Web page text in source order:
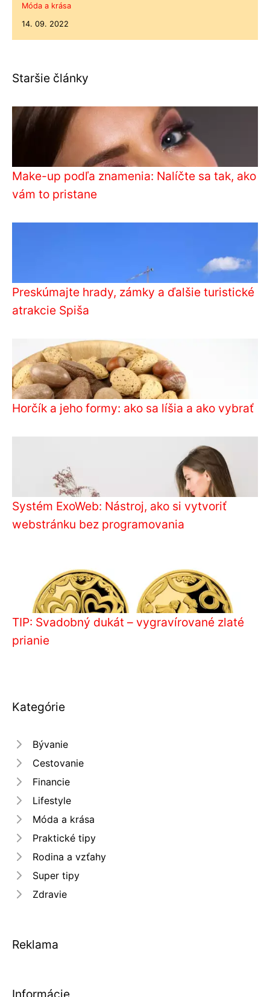
Móda a krása
14. 09. 2022
Staršie články
Make-up podľa znamenia: Nalíčte sa tak, ako
vám to pristane
Preskúmajte hrady, zámky a ďalšie turistické
atrakcie Spiša
Horčík a jeho formy: ako sa líšia a ako vybrať
Systém ExoWeb: Nástroj, ako si vytvoriť
webstránku bez programovania
TIP: Svadobný dukát – vygravírované zlaté
prianie
Kategórie
Bývanie
Cestovanie
Financie
Lifestyle
Móda a krása
Praktické tipy
Rodina a vzťahy
Super tipy
Zdravie
Reklama
Informácie